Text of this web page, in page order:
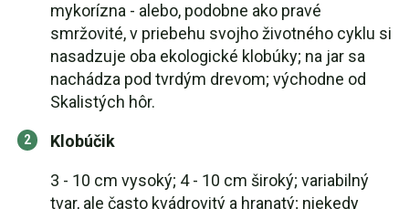
mykorízna - alebo, podobne ako pravé
smržovité, v priebehu svojho životného cyklu si
nasadzuje oba ekologické klobúky; na jar sa
nachádza pod tvrdým drevom; východne od
Skalistých hôr.
Klobúčik
3 - 10 cm vysoký; 4 - 10 cm široký; variabilný
tvar, ale často kvádrovitý a hranatý; niekedy